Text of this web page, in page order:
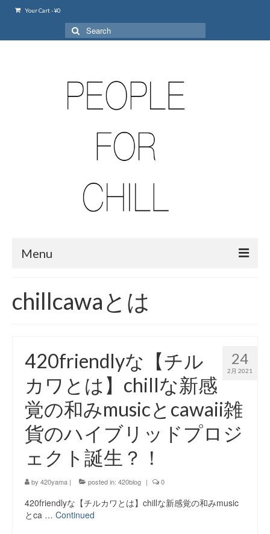
Your Cart-¥0
Search
for:
Menu
420 shibuya_info
420 shibuya_shop
Instagram:420shibuya_official
About:FOUR TWENTY SHIBUYA
YouTube:420shibuya
420 Blog Full
www.h4wp.com
420friendly 通販
chillcawaとは
24
2月 2021
420friendlyな【チル
カワとは】chillな新感
覚の和みmusicとcawaii雑
貨のハイブリッドプロジ
ェクト誕生？！
by 420yama | posted in: 420blog | 0
420friendlyな【チルカワとは】chillな新感覚の和みmusic
とca … Continued